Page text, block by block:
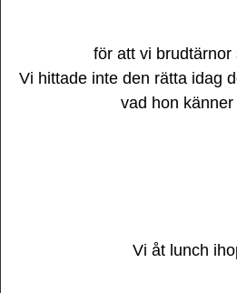
för att vi
Vi hittade inte den rätta idag
vad hon
Vi åt lunch